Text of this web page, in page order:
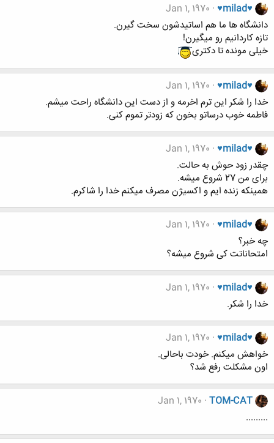
♥milad♥
Jan 1, 1970
دانشگاه ها ما هم اساتیدشون سخت گیرن.
تازه کاردانیم رو میگیرن!
خیلی مونده تا دکتری
♥milad♥
Jan 1, 1970
خدا را شکر این ترم اخرمه و از دست این دانشگاه راحت میشم.
فاطمه خوب درساتو بخون که زودتر تموم کنی.
♥milad♥
Jan 1, 1970
چقدر زود حوش به حالت.
برای من 27 شروع میشه.
همینکه زنده ایم و اکسیژن مصرف میکنم خدا را شاکرم.
♥milad♥
Jan 1, 1970
چه خبر؟
امتحاناتت کی شروع میشه؟
♥milad♥
Jan 1, 1970
خدا را شکر.
♥milad♥
Jan 1, 1970
خواهش میکنم. خودت باحالی.
اون مشکلت رفع شد؟
TOM-CAT
Jan 1, 1970
.........